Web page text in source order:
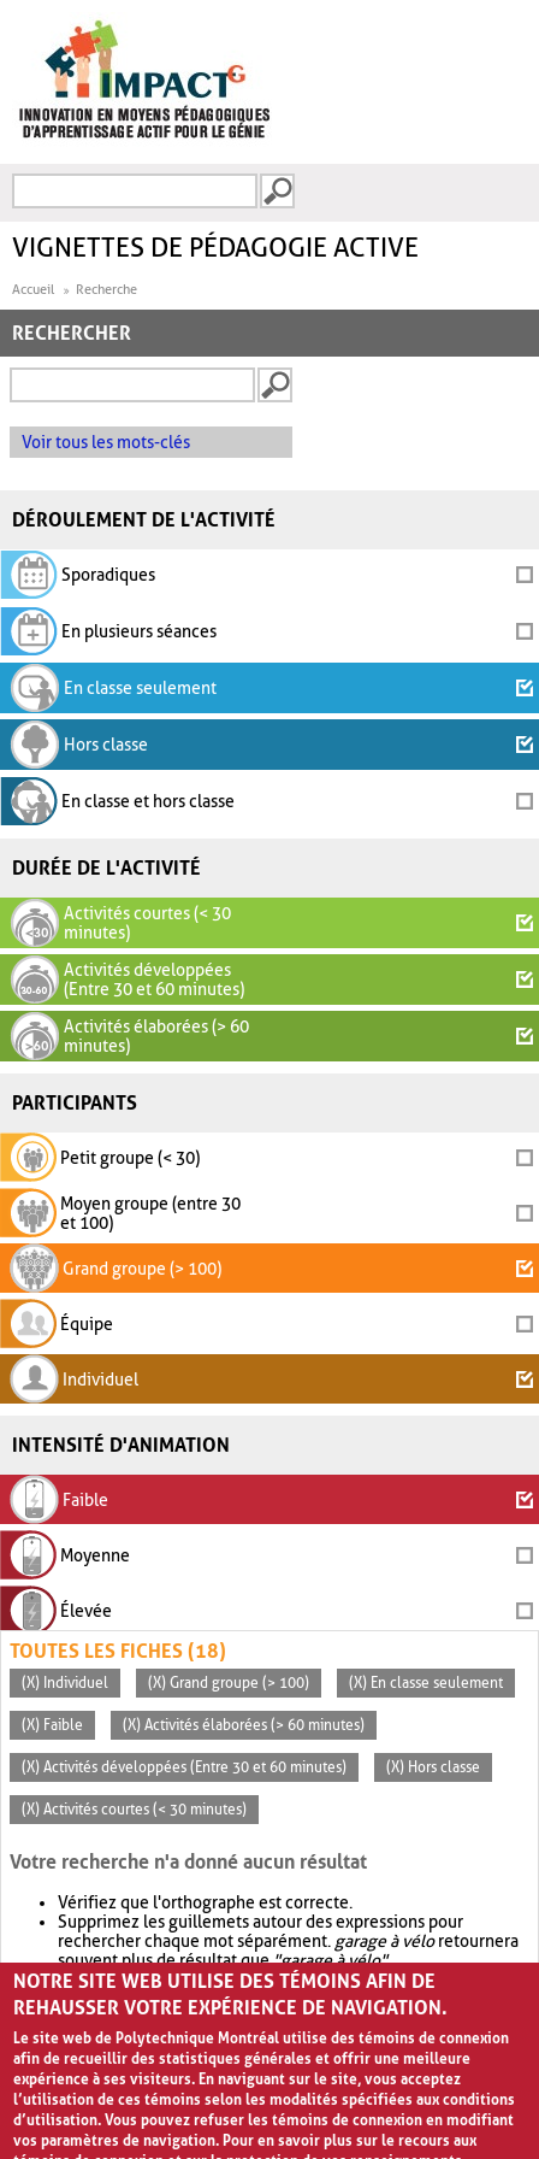
FORMULAIRE DE
VIGNETTES DE PÉDAGOGIE ACTIVE
Accueil Recherche
RECHERCHER
Voir tous les mots-clés
DÉROULEMENT DE L'ACTIVITÉ
Sporadiques
En plusieurs séances
En classe seulement
Hors classe
En classe et hors classe
DURÉE DE L'ACTIVITÉ
Activités courtes (< 30
minutes)
Activités développées
(Entre 30 et 60 minutes)
Activités élaborées (> 60
minutes)
PARTICIPANTS
Petit groupe (< 30)
Moyen groupe (entre 30
et 100)
Grand groupe (> 100)
Équipe
Individuel
INTENSITÉ D'ANIMATION
Faible
Moyenne
Élevée
TOUTES LES FICHES (18)
(X) Individuel (X) Grand groupe (> 100) (X) En classe seulement
(X) Faible (X) Activités élaborées (> 60 minutes)
(X) Activités développées (Entre 30 et 60 minutes) (X) Hors classe
(X) Activités courtes (< 30 minutes)
Votre recherche n'a donné aucun résultat
Vérifiez que l'orthographe est correcte.
Supprimez les guillemets autour des expressions pour
rechercher chaque mot séparément. garage à véloretournera
souvent plus de résultat que"garage à vélo".
Envisagez d'élargir votre recherche avec OR.garage OR vélo
retournera souvent plus de résultat quegarage à vélo
NOTRE SITE WEB UTILISE DES TÉMOINS AFIN DE
REHAUSSER VOTRE EXPÉRIENCE DE NAVIGATION.
Le site web de Polytechnique Montréal utilise des témoins de connexion
afin de recueillir des statistiques générales et offrir une meilleure
expérience à ses visiteurs. En naviguant sur le site, vous acceptez
l’utilisation de ces témoins selon les modalités spécifiées aux conditions
d’utilisation. Vous pouvez refuser les témoins de connexion en modifiant
vos paramètres de navigation. Pour en savoir plus sur le recours aux